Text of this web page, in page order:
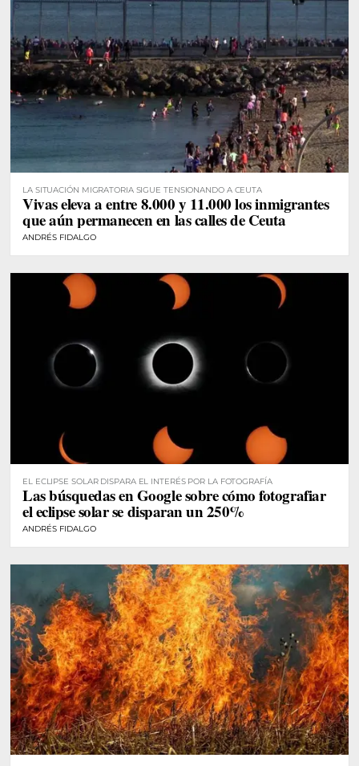
LA SITUACIÓN MIGRATORIA SIGUE TENSIONANDO A CEUTA
Vivas eleva a entre 8.000 y 11.000 los inmigrantes
que aún permanecen en las calles de Ceuta
ANDRÉS FIDALGO
EL ECLIPSE SOLAR DISPARA EL INTERÉS POR LA FOTOGRAFÍA
Las búsquedas en Google sobre cómo fotografiar
el eclipse solar se disparan un 250%
ANDRÉS FIDALGO